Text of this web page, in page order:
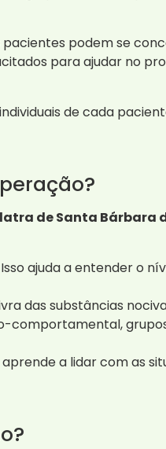
podem se
para ajudar no
de cada
de Santa Bárbara
ajuda a entender o
das substâncias
comportamental,
a lidar com as